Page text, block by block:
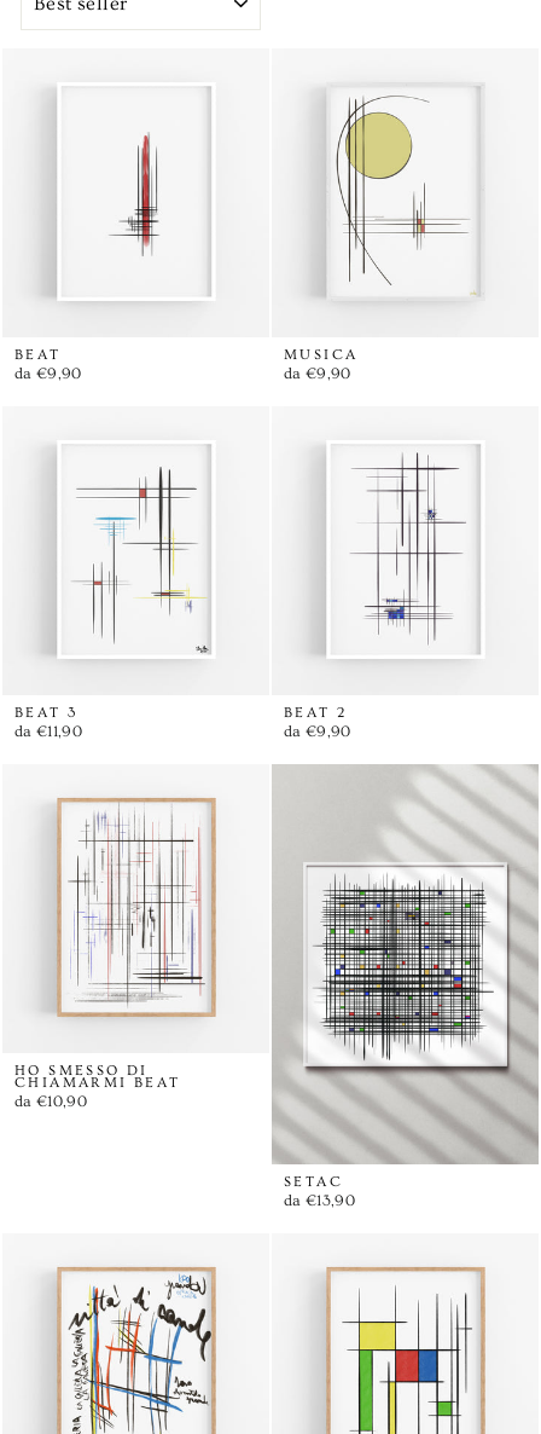
BEAT
da €9,90
MUSICA
da €9,90
BEAT 3
da €11,90
BEAT 2
da €9,90
HO SMESSO DI
CHIAMARMI BEAT
da €10,90
SETAC
da €13,90